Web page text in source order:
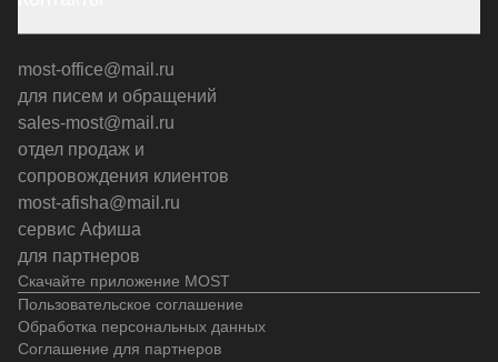
Скачайте приложение MOST
most-office@mail.ru
для писем и обращений
sales-most@mail.ru
отдел продаж и
сопровождения клиентов
most-afisha@mail.ru
сервис Афиша
для партнеров
Пользовательское соглашение
Обработка персональных данных
Соглашение для партнеров